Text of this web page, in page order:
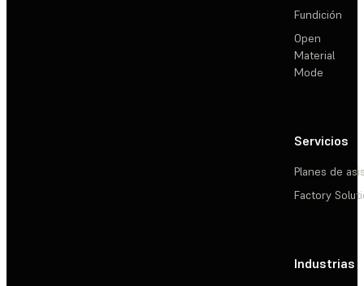
Fundición
Open
Material
Mode
Servicios
Planes de
Factory
Industrias